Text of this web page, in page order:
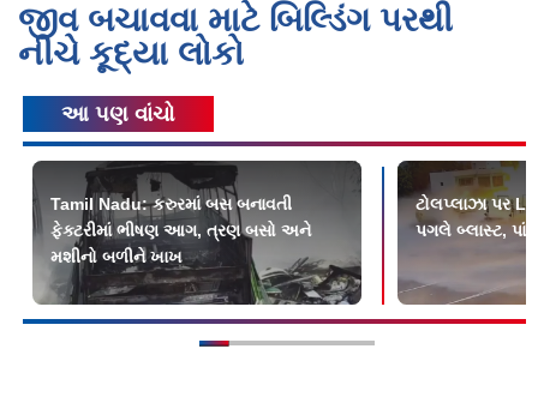
જીવ બચાવવા માટે બિલ્ડિંગ પરથી
નીચે કૂદ્યા લોકો
આ પણ વાંચો
Tamil Nadu: કરુરમાં બસ બનાવતી
ફેક્ટરીમાં ભીષણ આગ, ત્રણ બસો અને
મશીનો બળીને ખાખ
ટોલપ્લાઝા પર
પગલે બ્લાસ્ટ,